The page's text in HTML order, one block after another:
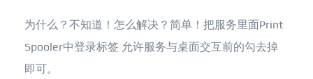
为什么？不知道！怎么解决？简单！把服务里面Print
Spooler中登录标签 允许服务与桌面交互前的勾去掉
即可。